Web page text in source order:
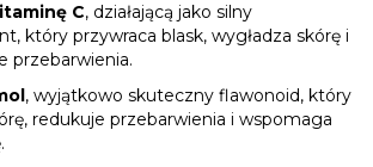
C, działającą jako silny
który przywraca blask, wygładza skórę i
przebarwienia.
, wyjątkowo skuteczny flawonoid, który
redukuje przebarwienia i wspomaga